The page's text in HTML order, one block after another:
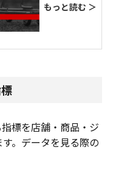
もっと読む ＞
標を店舗・商品・ジ
。データを見る際の